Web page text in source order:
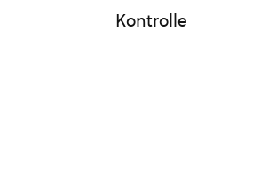
Kontrolle